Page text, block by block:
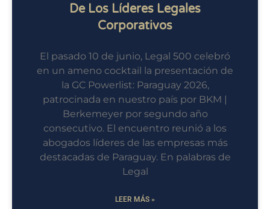
De Los Líderes Legales
Corporativos
El pasado 10 de junio, Legal 500 celebró
en un ameno cocktail la presentación de
la GC Powerlist: Paraguay 2026,
patrocinada en nuestro país por BKM |
Berkemeyer por segundo año
consecutivo. El encuentro reunió a los
abogados líderes de las empresas más
destacadas de Paraguay. En palabras de
Legal
LEER MÁS »